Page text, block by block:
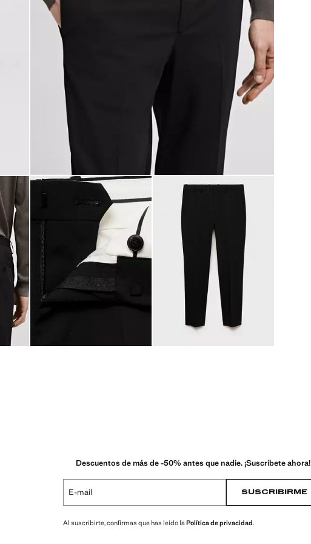
Descuentos de más de -50% antes que nadie. ¡Suscríbete ahora!
E-mail SUSCRIBIRME
Al suscribirte, confirmas que has leído laPolítica de privacidad.